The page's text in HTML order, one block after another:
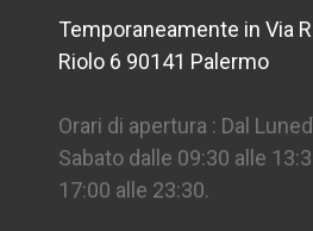
Temporaneamente in Via
Riolo 6 90141 Palermo
Orari di apertura : Dal
Sabato dalle 09:30 alle
17:00 alle 23:30.